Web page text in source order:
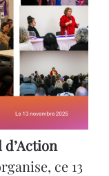
ce 13